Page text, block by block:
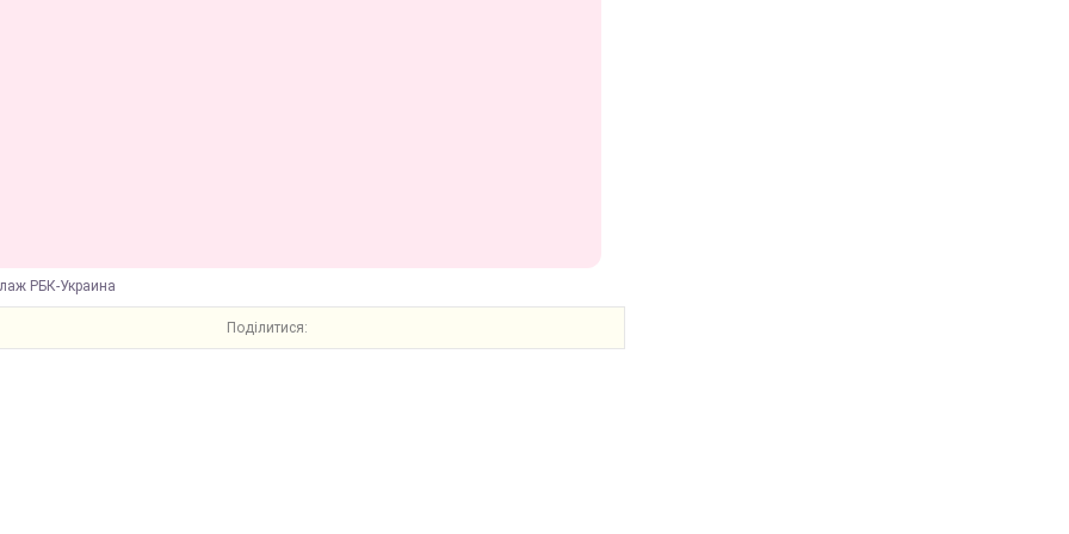
РБК-Украина
Поділитися: